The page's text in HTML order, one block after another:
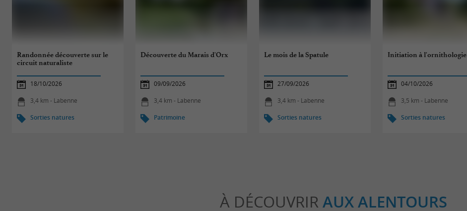
Randonnée découverte sur le
circuit naturaliste
18/10/2026
3,4 km - Labenne
Sorties natures
Découverte du Marais d'Orx
09/09/2026
3,4 km - Labenne
Patrimoine
Le mois de la Spatule
27/09/2026
3,4 km - Labenne
Sorties natures
Initiation à l'ornithologie
04/10/2026
3,5 km - Labenne
Sorties natures
À DÉCOUVRIR AUX ALENTOURS